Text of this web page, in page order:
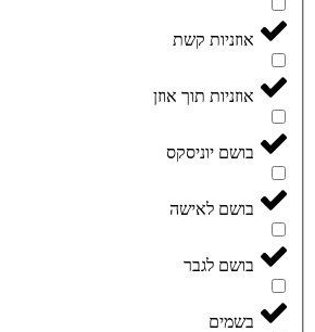
אוזניות קשת
אוזניות תוך אוזן
בושם יוניסקס
בושם לאישה
בושם לגבר
בשמים